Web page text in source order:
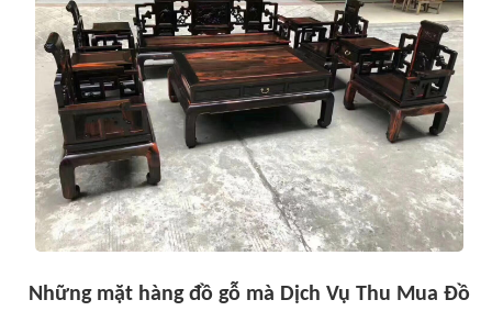
Những mặt hàng đồ gỗ mà Dịch Vụ Thu Mua Đồ